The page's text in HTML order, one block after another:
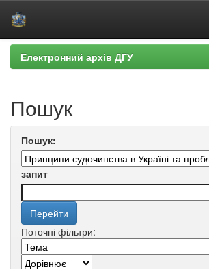
Skip
navigation
Електронний архів ДГУ
Пошук
Пошук:
запит
Поточні фільтри: